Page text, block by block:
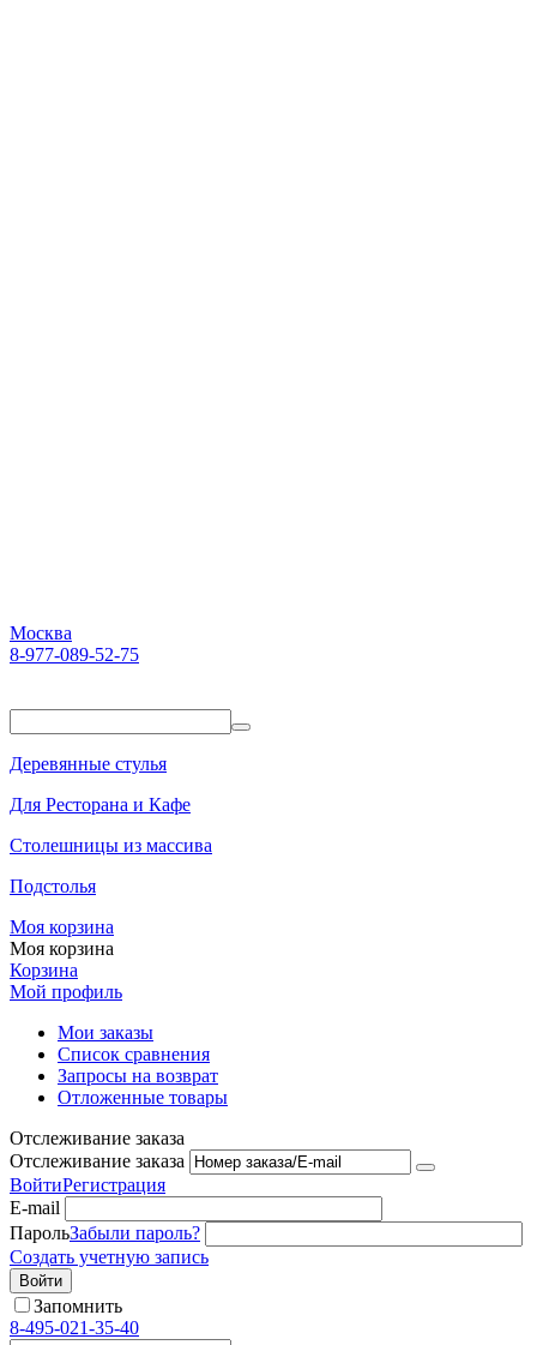
Москва
8-977-089-52-75
Деревянные стулья
Для Ресторана и Кафе
Столешницы из массива
Подстолья
Моя корзина
Моя корзина
Корзина
Мой профиль
Мои заказы
Список сравнения
Запросы на возврат
Отложенные товары
Отслеживание заказа
Отслеживание заказа
ВойтиРегистрация
E-mail
ПарольЗабыли пароль?
Создать учетную запись
Войти
Запомнить
8-495-021-35-40